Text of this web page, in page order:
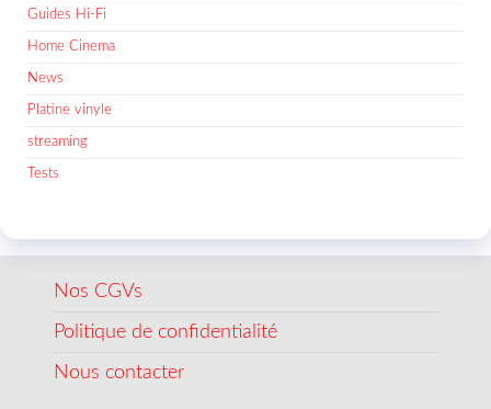
Guides Hi-Fi
Home Cinema
News
Platine vinyle
streaming
Tests
Nos CGVs
Politique de confidentialité
Nous contacter